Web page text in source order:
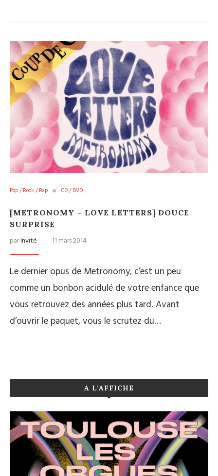
Pop / Rock / Rap CD / DVD
[METRONOMY – LOVE LETTERS] DOUCE
SURPRISE
parInvité 11 mars 2014
Le dernier opus de Metronomy, c’est un peu
comme un bonbon acidulé de votre enfance que
vous retrouvez des années plus tard. Avant
d’ouvrir le paquet, vous le scrutez du…
A L’AFFICHE